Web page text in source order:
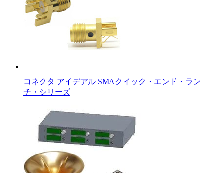
コネクタ アイデアル SMAクイック・エンド・ラン
チ・シリーズ